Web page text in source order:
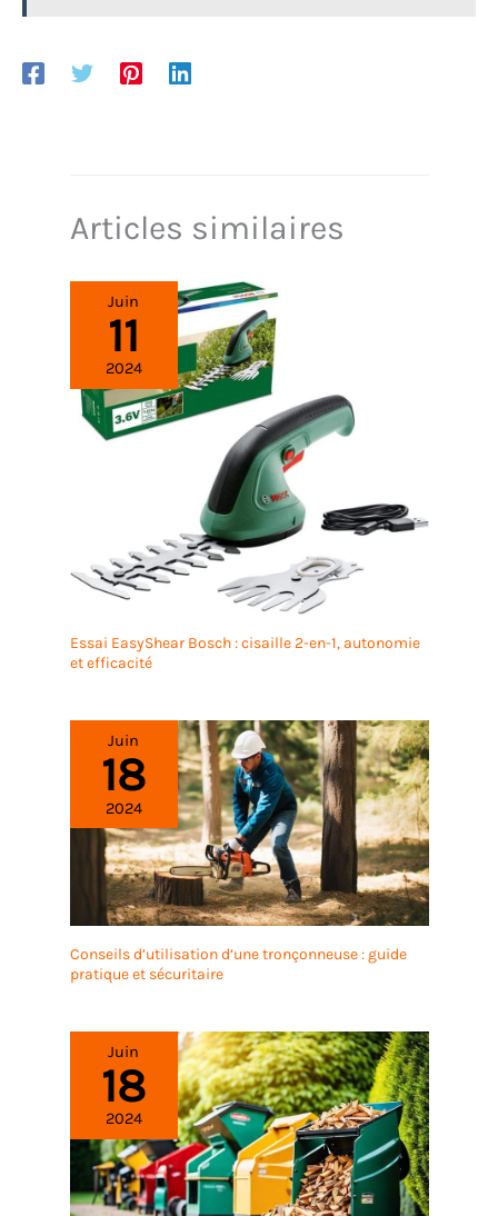
Articles similaires
Juin
11
2024
Essai EasyShear Bosch : cisaille 2-en-1, autonomie
et efficacité
Juin
18
2024
Conseils d’utilisation d’une tronçonneuse : guide
pratique et sécuritaire
Juin
18
2024